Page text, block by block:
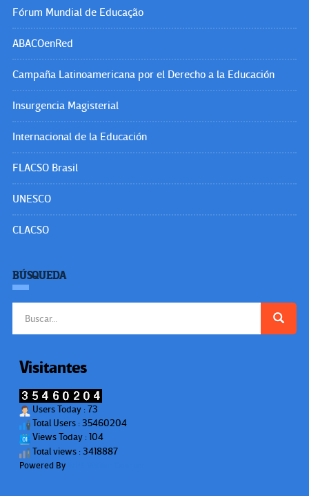
Fórum Mundial de Educação
ABACOenRed
Campaña Latinoamericana por el Derecho a la Educación
Insurgencia Magisterial
Internacional de la Educación
FLACSO Brasil
UNESCO
CLACSO
BÚSQUEDA
Visitantes
Users Today : 73
Total Users : 35460204
Views Today : 104
Total views : 3418887
Powered By